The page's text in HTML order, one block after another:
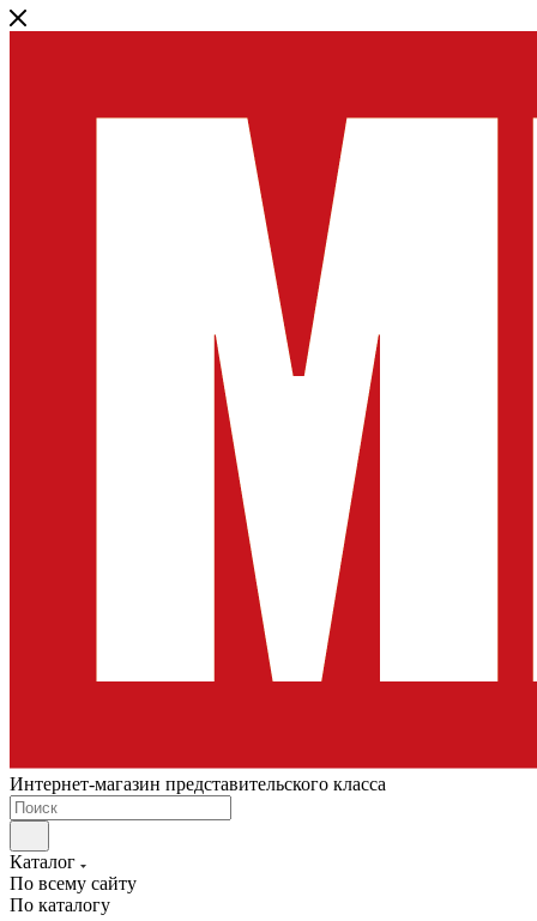
Интернет-магазин представительского класса
Каталог
По всему сайту
По каталогу